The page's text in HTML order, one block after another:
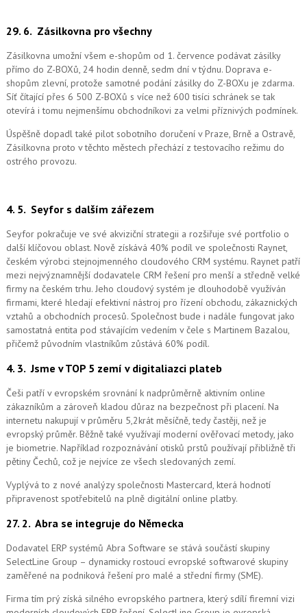
29. 6. Zásilkovna pro všechny
Zásilkovna umožní všem e-shopům od 1. července podávat zásilky
přímo do Z-BOXů, 24 hodin denně, sedm dní v týdnu. Doprava e-
shopům zlevní, protože samotné podání zásilky do Z-BOXu je zdarma.
Síť čítající přes 6 500 Z-BOXů s více než 600 tisíci schránek se tak
otevírá i tomu nejmenšímu obchodníkovi za velmi příznivých podmínek.
Úspěšně dopadl také pilot sobotního doručení v Praze, Brně a Ostravě,
Zásilkovna proto v těchto městech přechází z testovacího režimu do
ostrého provozu.
4. 5. Seyfor s dalším zářezem
Seyfor pokračuje ve své akviziční strategii a rozšiřuje své portfolio o
další klíčovou oblast. Nově získává 40% podíl ve společnosti Raynet,
českém výrobci stejnojmenného cloudového CRM systému. Raynet patří
mezi nejvýznamnější dodavatele CRM řešení pro menší a středně velké
firmy na českém trhu. Jeho cloudový systém je dlouhodobě využíván
firmami, které hledají efektivní nástroj pro řízení obchodu, zákaznických
vztahů a obchodních procesů. Společnost bude i nadále fungovat jako
samostatná entita pod stávajícím vedením v čele s Martinem Bazalou,
přičemž původním vlastníkům zůstává 60% podíl.
4. 3.Jsme v TOP 5 zemí v digitaliazci plateb
Češi patří v evropském srovnání k nadprůměrně aktivním online
zákazníkům a zároveň kladou důraz na bezpečnost při placení. Na
internetu nakupují v průměru 5,2krát měsíčně, tedy častěji, než je
evropský průměr. Běžně také využívají moderní ověřovací metody, jako
je biometrie. Například rozpoznávání otisků prstů používají přibližně tři
pětiny Čechů, což je nejvíce ze všech sledovaných zemí.
Vyplývá to z nové analýzy společnosti Mastercard, která hodnotí
připravenost spotřebitelů na plně digitální online platby.
27. 2. Abra se integruje do Německa
Dodavatel ERP systémů Abra Software se stává součástí skupiny
SelectLine Group – dynamicky rostoucí evropské softwarové skupiny
zaměřené na podniková řešení pro malé a střední firmy (SME).
Firma tím prý získá silného evropského partnera, který sdílí firemní vizi